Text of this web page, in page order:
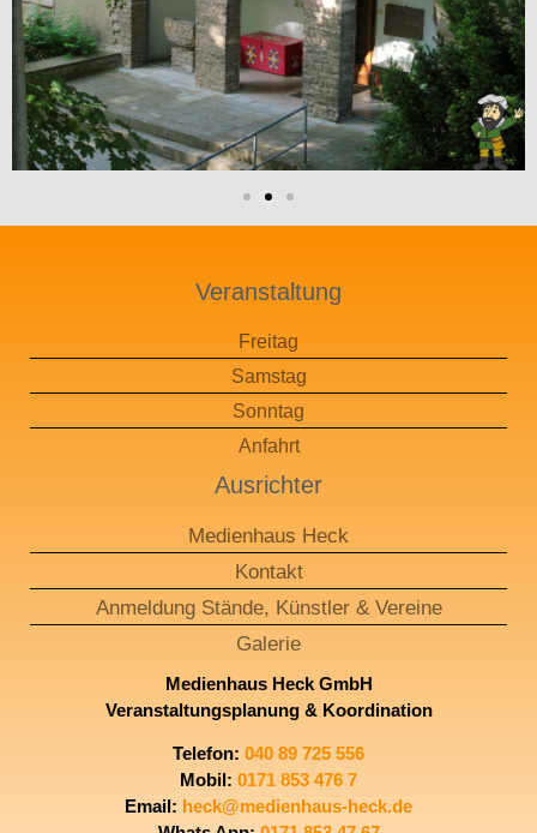
Veranstaltung
Freitag
Samstag
Sonntag
Anfahrt
Ausrichter
Medienhaus Heck
Kontakt
Anmeldung Stände, Künstler & Vereine​
Galerie
Medienhaus Heck GmbH
Veranstaltungsplanung & Koordination
Telefon: 040 89 725 556
Mobil: 0171 853 476 7
Email: heck@medienhaus-heck.de